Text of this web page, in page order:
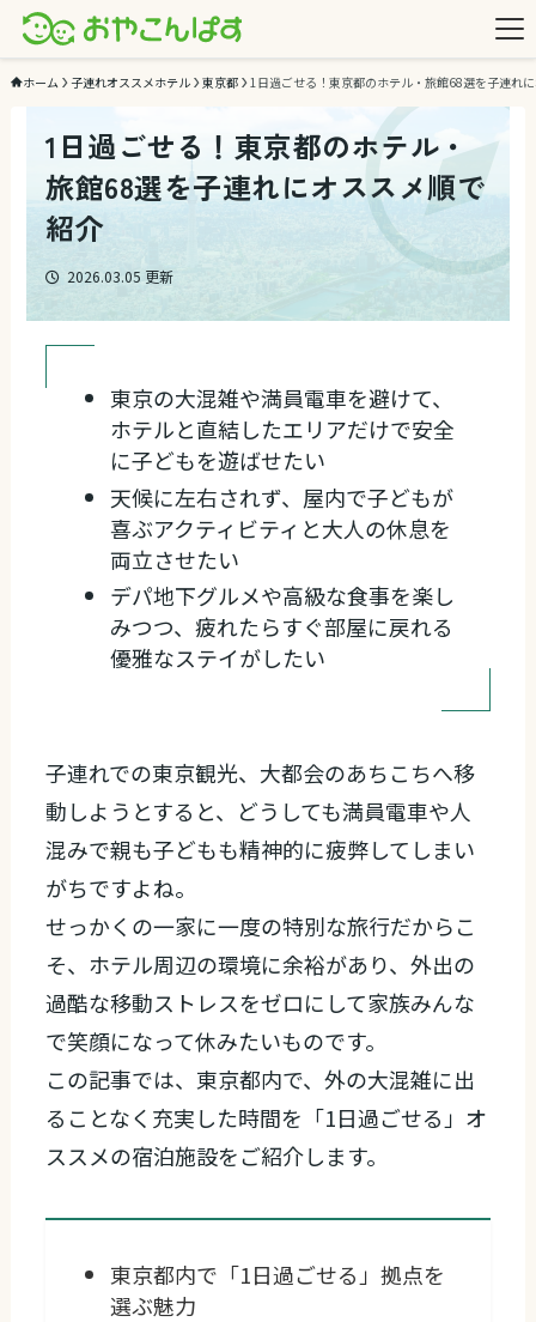
ホーム 子連れオススメホテル 東京都 1日過ごせる！東京都のホテル・旅館68選を子連れ
1日過ごせる！東京都のホテル・
旅館68選を子連れにオススメ順で
紹介
2026.03.05 更新
東京の大混雑や満員電車を避けて、
ホテルと直結したエリアだけで安全
に子どもを遊ばせたい
天候に左右されず、屋内で子どもが
喜ぶアクティビティと大人の休息を
両立させたい
デパ地下グルメや高級な食事を楽し
みつつ、疲れたらすぐ部屋に戻れる
優雅なステイがしたい
子連れでの東京観光、大都会のあちこちへ移
動しようとすると、どうしても満員電車や人
混みで親も子どもも精神的に疲弊してしまい
がちですよね。
せっかくの一家に一度の特別な旅行だからこ
そ、ホテル周辺の環境に余裕があり、外出の
過酷な移動ストレスをゼロにして家族みんな
で笑顔になって休みたいものです。
この記事では、東京都内で、外の大混雑に出
ることなく充実した時間を「1日過ごせる」オ
ススメの宿泊施設をご紹介します。
東京都内で「1日過ごせる」拠点を
選ぶ魅力